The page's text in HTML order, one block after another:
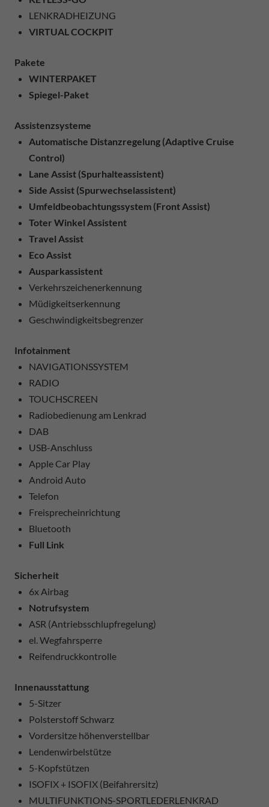
LENKRADHEIZUNG
VIRTUAL COCKPIT
Pakete
WINTERPAKET
Spiegel-Paket
Assistenzsysteme
Automatische Distanzregelung (Adaptive Cruise
Control)
Lane Assist (Spurhalteassistent)
Side Assist (Spurwechselassistent)
Umfeldbeobachtungssystem (Front Assist)
Toter Winkel Assistent
Travel Assist
Eco Assist
Ausparkassistent
Verkehrszeichenerkennung
Müdigkeitserkennung
Geschwindigkeitsbegrenzer
Infotainment
NAVIGATIONSSYSTEM
RADIO
TOUCHSCREEN
Radiobedienung am Lenkrad
DAB
USB-Anschluss
Apple Car Play
Android Auto
Telefon
Freisprecheinrichtung
Bluetooth
Full Link
Sicherheit
6x Airbag
Notrufsystem
ASR (Antriebsschlupfregelung)
el. Wegfahrsperre
Reifendruckkontrolle
Innenausstattung
5-Sitzer
Polsterstoff Schwarz
Vordersitze höhenverstellbar
Lendenwirbelstütze
5-Kopfstützen
ISOFIX + ISOFIX (Beifahrersitz)
MULTIFUNKTIONS-SPORTLEDERLENKRAD